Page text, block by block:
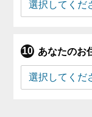
あなたのお